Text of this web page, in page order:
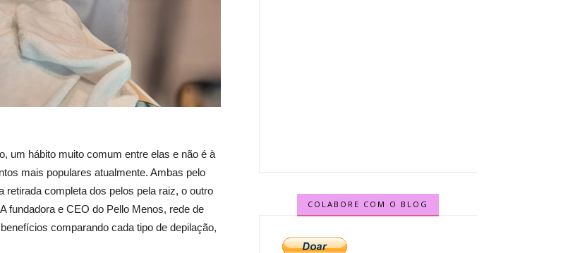
um hábito muito comum entre elas e não é à
mais populares atualmente. Ambas pelo
retirada completa dos pelos pela raiz, o outro
fundadora e CEO do Pello Menos, rede de
comparando cada tipo de depilação,
COLABORE COM O BLOG